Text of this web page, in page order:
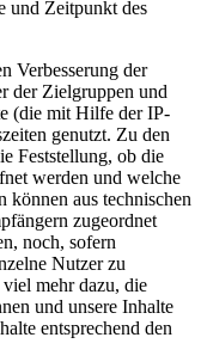
und Zeitpunkt des
Verbesserung der
der Zielgruppen und
(die mit Hilfe der IP-
genutzt. Zu den
Feststellung, ob die
werden und welche
aus technischen
zugeordnet
noch, sofern
Nutzer zu
mehr dazu, die
und unsere Inhalte
entsprechend den